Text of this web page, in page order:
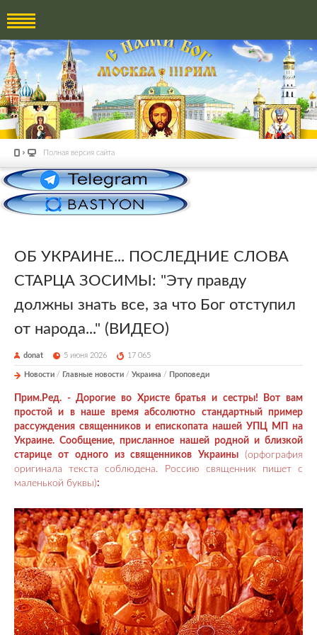
Полная версия сайта
ОБ УКРАИНЕ... ПОСЛЕДНИЕ СЛОВА
СТАРЦА ЗОСИМЫ: "Эту правду
должны знать все, за что Бог отступил
от народа..." (ВИДЕО)
donat 5 июня 2026 17 065
Новости / Главные новости / Украина / Проповеди
Прим.Ред. - Дорогие во Христе братья и сестры!
Вот вам
простой и в наше время абсолютно стандартный пример
рассуждения священников и епископата нашей УПЦ МП на
Украине. Сообщение, присланное нашей родной и близкой
старице от одного из священников Украины
(орфография
оригинала текста соблюдена. Россию священник пишет с
маленькой буквы):